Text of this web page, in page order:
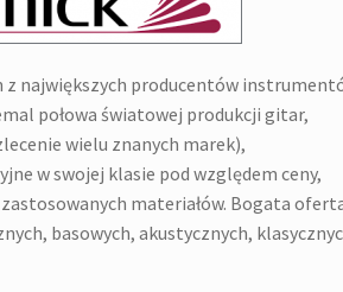
z największych producentów
połowa światowej produkcji gitar,
wielu znanych marek),
w swojej klasie pod względem ceny,
materiałów. Bogata
basowych, akustycznych,